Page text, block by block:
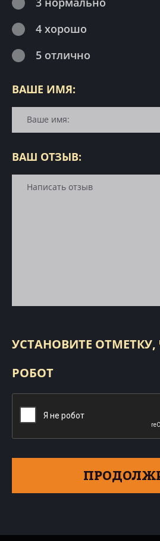
4 хорошо
5 отлично
ВАШЕ ИМЯ:
ВАШ ОТЗЫВ:
УСТАНОВИТЕ
РОБОТ